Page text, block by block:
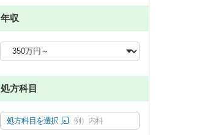
年収
処方科目
処方科目を選択 例）内科